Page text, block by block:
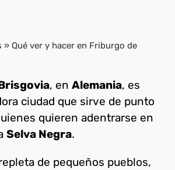
» Qué ver y hacer en Friburgo de
, en Alemania, es
ciudad que sirve de punto
quieren adentrarse en
Selva Negra.
de pequeños pueblos,